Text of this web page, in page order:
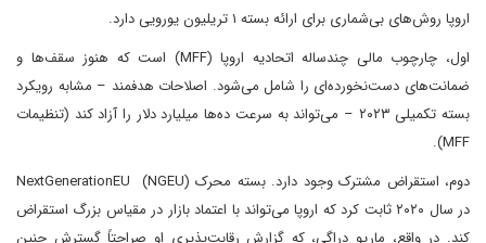
اروپا روش‌های بی‌شماری برای ارائه بسته ۱ تریلیون یورویی دارد.
اول، چارچوب مالی چندساله اتحادیه اروپا (MFF) است که هنوز سقف‌ها و
ضمانت‌های دست‌نخورده‌ای را شامل می‌شود. اصلاحات هدفمند – مشابه رویکرد
بسته تکمیلی ۲۰۲۳ – می‌تواند به سرعت ده‌ها میلیارد دلار را آزاد کند (تنظیمات
MFF).
دوم، استقراض مشترک وجود دارد. بسته محرک NextGenerationEU (NGEU)
در سال ۲۰۲۰ ثابت کرد که اروپا می‌تواند با اعتماد بازار در مقیاس بزرگ استقراض
کند. در واقع، ماریو دراگی، که گزارش رقابت‌پذیری او صراحتاً گسترش چنین